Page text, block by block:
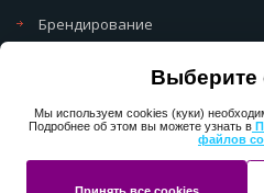
Выберите
Мы используем cookies (куки)
Подробнее об этом вы можете узнать в
файлов
Брендирование
Политика обработки